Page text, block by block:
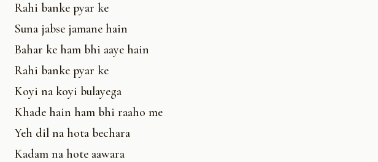
Rahi banke pyar ke
Suna jabse jamane hain
Bahar ke ham bhi aaye hain
Rahi banke pyar ke
Koyi na koyi bulayega
Khade hain ham bhi raaho me
Yeh dil na hota bechara
Kadam na hote aawara